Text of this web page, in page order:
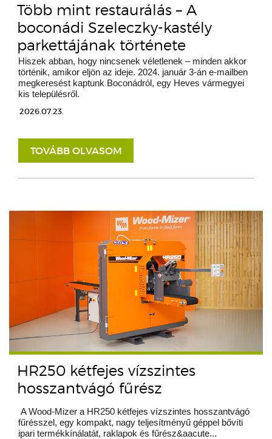
Több mint restaurálás – A
boconádi Szeleczky-kastély
parkettájának története
Hiszek abban, hogy nincsenek véletlenek – minden akkor
történik, amikor eljön az ideje. 2024. január 3-án e-mailben
megkeresést kaptunk Boconádról, egy Heves vármegyei
kis településről.
2026.07.23.
TOVÁBB OLVASOM
HR250 kétfejes vízszintes
hosszantvágó fűrész
A Wood-Mizer a HR250 kétfejes vízszintes hosszantvágó
fűrésszel, egy kompakt, nagy teljesítményű géppel bővíti
ipari termékkínálatát, raklapok és fűrész&aacute...